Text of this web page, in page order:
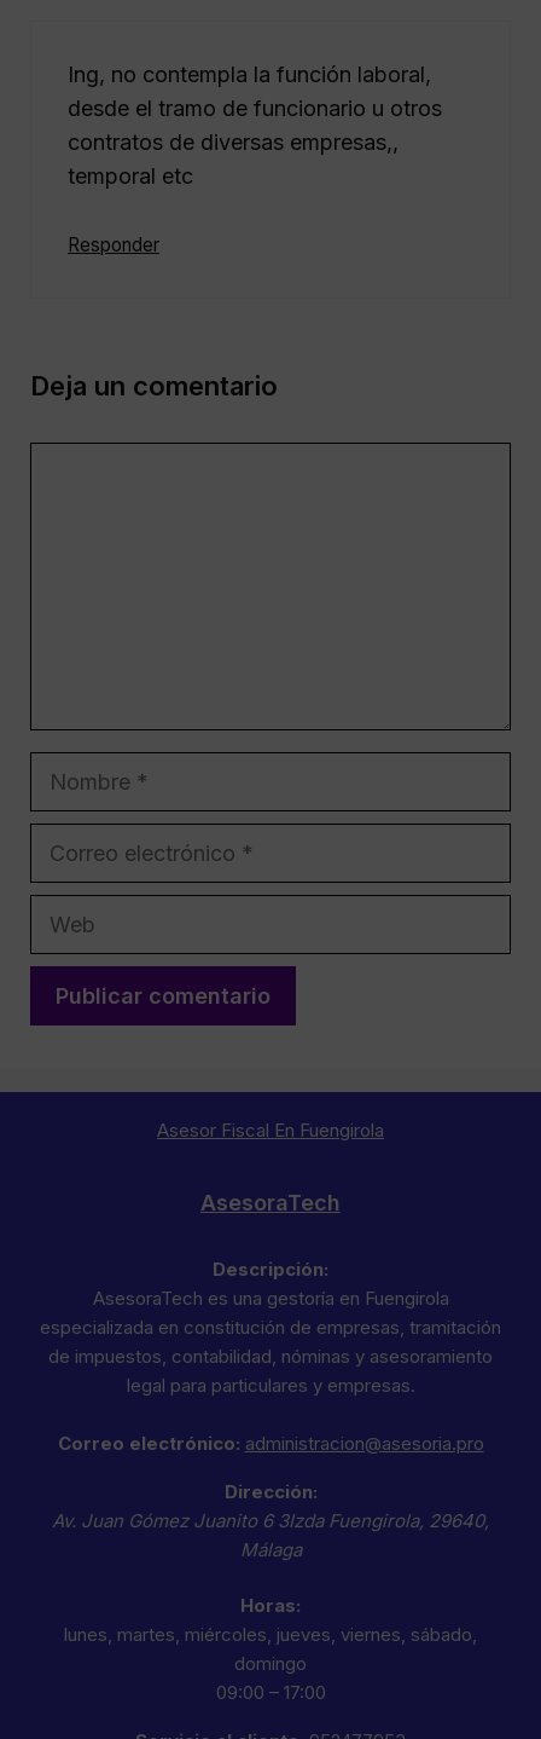
Ing, no contempla la función laboral,
desde el tramo de funcionario u otros
contratos de diversas empresas,,
temporal etc
Responder
Deja un comentario
Nombre
Correo
Web
Asesor Fiscal En Fuengirola
AsesoraTech
Descripción:
AsesoraTech es una gestoría en Fuengirola
especializada en constitución de empresas, tramitación
de impuestos, contabilidad, nóminas y asesoramiento
legal para particulares y empresas.
Correo electrónico: administracion@asesoria.pro
Dirección:
Av. Juan Gómez Juanito 6 3Izda Fuengirola, 29640,
Málaga
Horas:
lunes, martes, miércoles, jueves, viernes, sábado,
domingo
09:00 – 17:00